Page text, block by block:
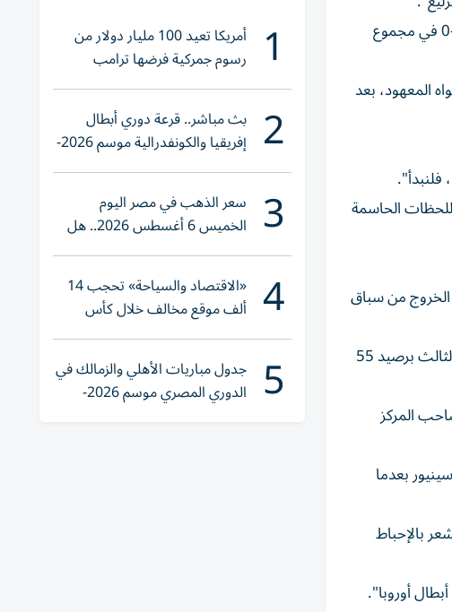
حتى تأهله إلى نصف نهائي دوري أبطال أوروبا جاء مشروطاً بالتعادل السلبي الصعب إياباً، والذي ضمن له الفوز بنتيجة 1-0 في مجموع
المعهود، بعد
فلنبدأ".
الحاسمة
من سباق
لا يملك فريق المدرب ليام روسينيور، صاحب المركز السادس، أي هامش للخطأ في مباراة السبت أمام مانشستر يونايتد الثالث برصيد 55
نقاط عن ليفربول صاحب المركز
بعدما
بالإحباط
أوروبا".
1 أمريكا تعيد 100 مليار دولار من
رسوم جمركية فرضها ترامب
2 بث مباشر.. قرعة دوري أبطال
إفريقيا والكونفدرالية موسم 2026-
2027
3 سعر الذهب في مصر اليوم
الخميس 6 أغسطس 2026.. هل
تنوي الشراء؟
4 «الاقتصاد والسياحة» تحجب 14
ألف موقع مخالف خلال كأس
العالم 2026
5 جدول مباريات الأهلي والزمالك في
الدوري المصري موسم 2026-